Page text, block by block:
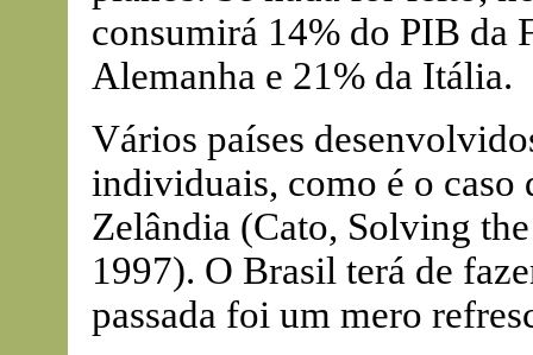
consumirá 14% do PIB da
Alemanha e 21% da Itália.
Vários países
individuais, como é o
Zelândia (Cato, Solving
1997). O Brasil terá de
passada foi um mero